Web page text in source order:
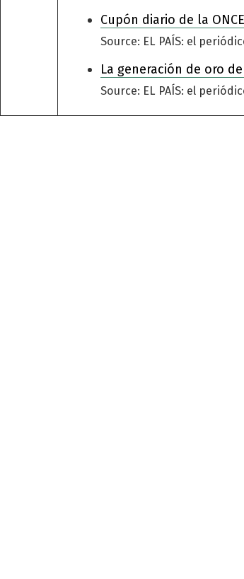
Cupón diario de la
Source: EL PAÍS: el
La generación de oro
Source: EL PAÍS: el